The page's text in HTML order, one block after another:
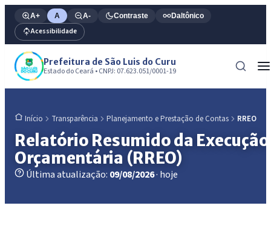
A+ A A- Contraste Daltônico
Acessibilidade
Prefeitura de São Luis do Curu
Estado do Ceará • CNPJ: 07.623.051/0001-19
Início Transparência Planejamento e Prestação de Contas RREO
Relatório Resumido da Execução
Orçamentária (RREO)
Última atualização: 09/08/2026· hoje